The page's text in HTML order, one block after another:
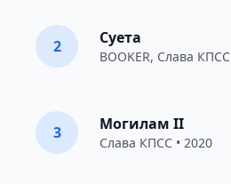
2 Суета
BOOKER, Слава КПСС
3 Могилам II
Слава КПСС • 2020